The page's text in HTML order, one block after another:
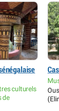
culturels
de